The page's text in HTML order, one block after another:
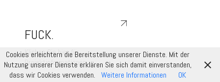
FUCK.
Klicken Sie hier für
Projektinformationen
Cookies erleichtern die Bereitstellung unserer Dienste. Mit der
Nutzung unserer Dienste erklären Sie sich damit einverstanden,
dass wir Cookies verwenden.
Weitere Informationen OK